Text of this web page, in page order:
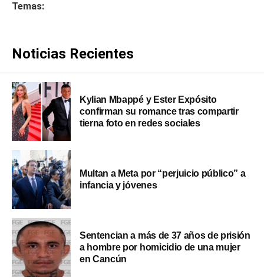
Temas:
Noticias Recientes
Kylian Mbappé y Ester Expósito
confirman su romance tras compartir
tierna foto en redes sociales
Multan a Meta por “perjuicio público” a
infancia y jóvenes
Sentencian a más de 37 años de prisión
a hombre por homicidio de una mujer
en Cancún